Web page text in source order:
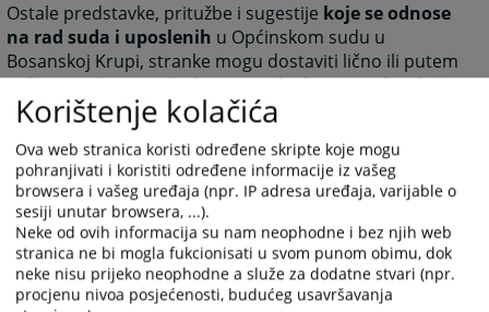
Ostale predstavke, pritužbe i sugestije koje se odnose
na rad suda i uposlenih u Općinskom sudu u
Bosanskoj Krupi, stranke mogu dostaviti lično ili putem
pošte na adresu suda ili na e-mail adresu Predsjednika
Općinskog suda u Bosanskoj Krupi
munevera.ezic@pravosudje.ba.
4008
Korištenje kolačića
Ova web stranica koristi određene skripte koje mogu
pohranjivati i koristiti određene informacije iz vašeg
browsera i vašeg uređaja (npr. IP adresa uređaja, varijable o
sesiji unutar browsera, ...).
Neke od ovih informacija su nam neophodne i bez njih web
stranica ne bi mogla fukcionisati u svom punom obimu, dok
neke nisu prijeko neophodne a služe za dodatne stvari (npr.
procjenu nivoa posjećenosti, budućeg usavršavanja